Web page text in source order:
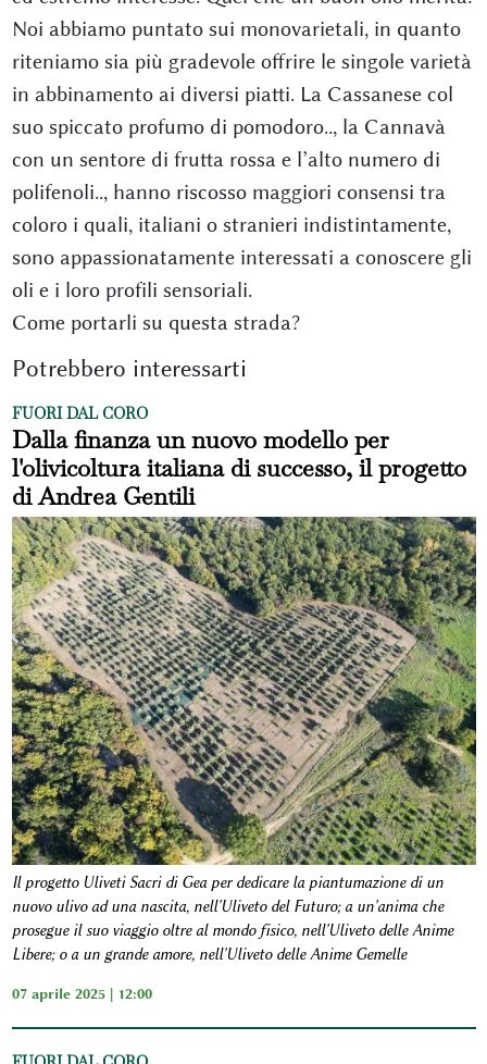
Noi abbiamo puntato sui monovarietali, in quanto
riteniamo sia più gradevole offrire le singole varietà
in abbinamento ai diversi piatti. La Cassanese col
suo spiccato profumo di pomodoro.., la Cannavà
con un sentore di frutta rossa e l’alto numero di
polifenoli.., hanno riscosso maggiori consensi tra
coloro i quali, italiani o stranieri indistintamente,
sono appassionatamente interessati a conoscere gli
oli e i loro profili sensoriali.
Come portarli su questa strada?
Potrebbero interessarti
FUORI DAL CORO
Dalla finanza un nuovo modello per
l'olivicoltura italiana di successo, il progetto
di Andrea Gentili
Il progetto Uliveti Sacri di Gea per dedicare la piantumazione di un
nuovo ulivo ad una nascita, nell'Uliveto del Futuro; a un'anima che
prosegue il suo viaggio oltre al mondo fisico, nell'Uliveto delle Anime
Libere; o a un grande amore, nell'Uliveto delle Anime Gemelle
07 aprile 2025 | 12:00